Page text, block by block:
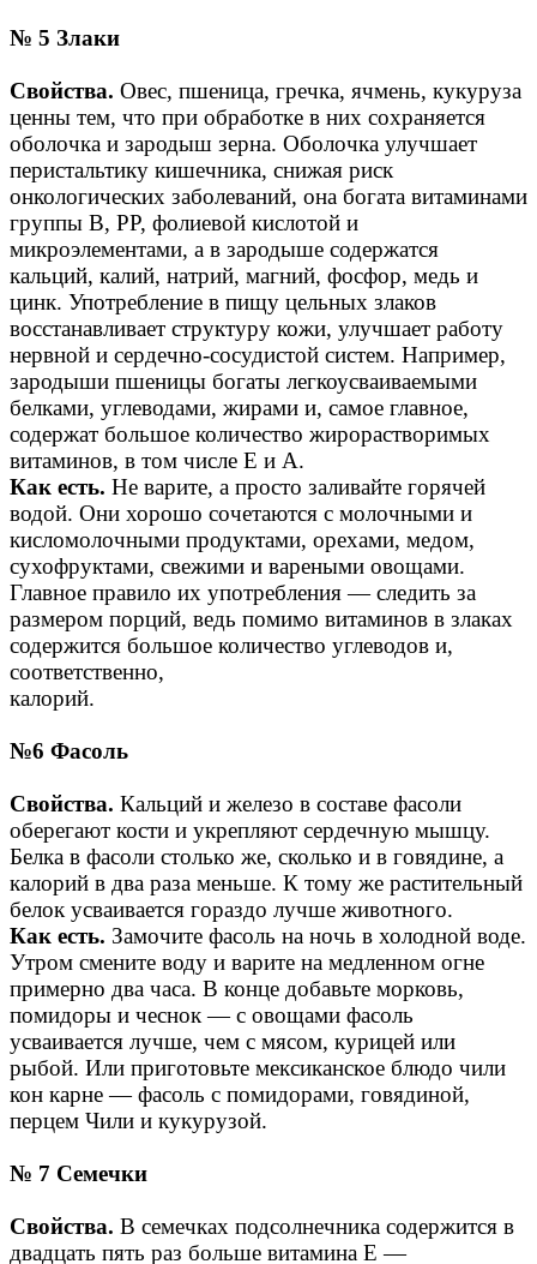
№ 5 Злаки
Свойства. Овес, пшеница, гречка, ячмень, кукуруза
ценны тем, что при обработке в них сохраняется
оболочка и зародыш зерна. Оболочка улучшает
перистальтику кишечника, снижая риск
онкологических заболеваний, она богата витаминами
группы В, РР, фолиевой кислотой и
микроэлементами, а в зародыше содержатся
кальций, калий, натрий, магний, фосфор, медь и
цинк. Употребление в пищу цельных злаков
восстанавливает структуру кожи, улучшает работу
нервной и сердечно-сосудистой систем. Например,
зародыши пшеницы богаты легкоусваиваемыми
белками, углеводами, жирами и, самое главное,
содержат большое количество жирорастворимых
витаминов, в том числе Е и А.
Как есть. Не варите, а просто заливайте горячей
водой. Они хорошо сочетаются с молочными и
кисломолочными продуктами, орехами, медом,
сухофруктами, свежими и вареными овощами.
Главное правило их употребления — следить за
размером порций, ведь помимо витаминов в злаках
содержится большое количество углеводов и,
соответственно,
калорий.
№6 Фасоль
Свойства. Кальций и железо в составе фасоли
оберегают кости и укрепляют сердечную мышцу.
Белка в фасоли столько же, сколько и в говядине, а
калорий в два раза меньше. К тому же растительный
белок усваивается гораздо лучше животного.
Как есть. Замочите фасоль на ночь в холодной воде.
Утром смените воду и варите на медленном огне
примерно два часа. В конце добавьте морковь,
помидоры и чеснок — с овощами фасоль
усваивается лучше, чем с мясом, курицей или
рыбой. Или приготовьте мексиканское блюдо чили
кон карне — фасоль с помидорами, говядиной,
перцем Чили и кукурузой.
№ 7 Семечки
Свойства. В семечках подсолнечника содержится в
двадцать пять раз больше витамина Е —